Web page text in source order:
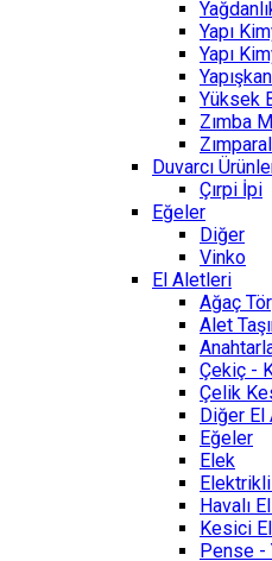
Yapı
Yapı
Yüksek
Zımba
Duvarcı
Çırpi İpi
Eğeler
Diğer
Vinko
El Aletleri
Ağaç
Alet
Çekiç -
Çelik
Diğer El
Eğeler
Elek
Havalı
Kesici
Pense -